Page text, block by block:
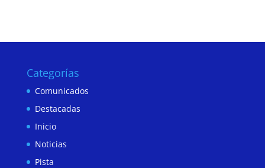
Categorías
Comunicados
Destacadas
Inicio
Noticias
Pista